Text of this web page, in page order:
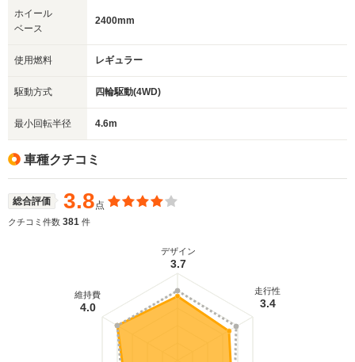
ホイール
ベース
2400mm
使用燃料 レギュラー
駆動方式 四輪駆動(4WD)
最小回転半径 4.6m
車種クチコミ
総合評価 3.8点
クチコミ件数 381 件
デザイン
3.7
走行性
3.4
維持費
4.0